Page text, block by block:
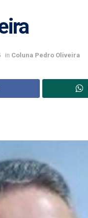
in Coluna Pedro Oliveira